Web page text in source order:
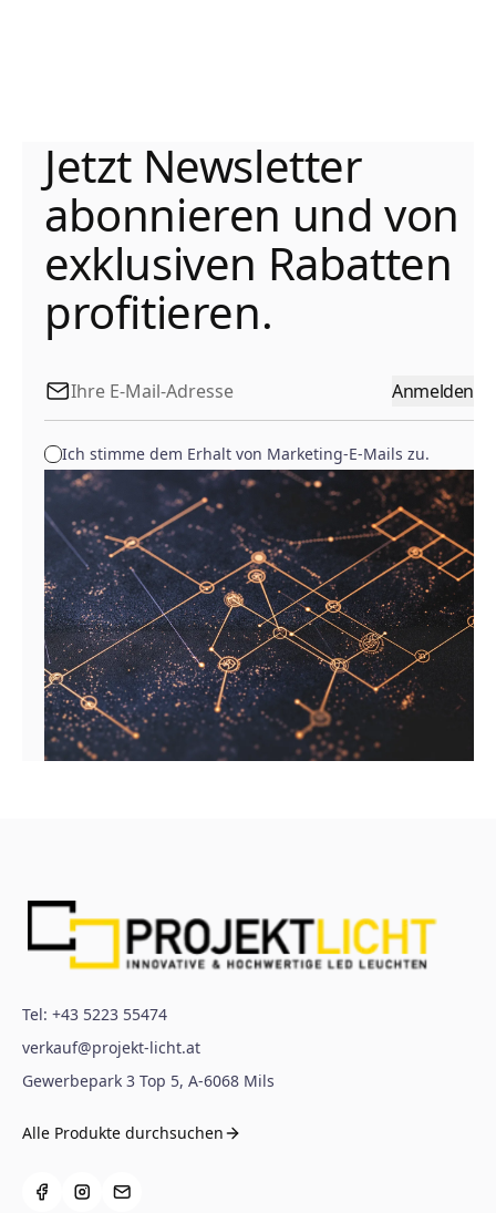
Jetzt Newsletter
abonnieren und von
exklusiven Rabatten
profitieren.
Anmelden
Ich stimme dem Erhalt von Marketing-E-Mails zu.
Tel: +43 5223 55474
verkauf@projekt-licht.at
Gewerbepark 3 Top 5, A-6068 Mils
Alle Produkte durchsuchen